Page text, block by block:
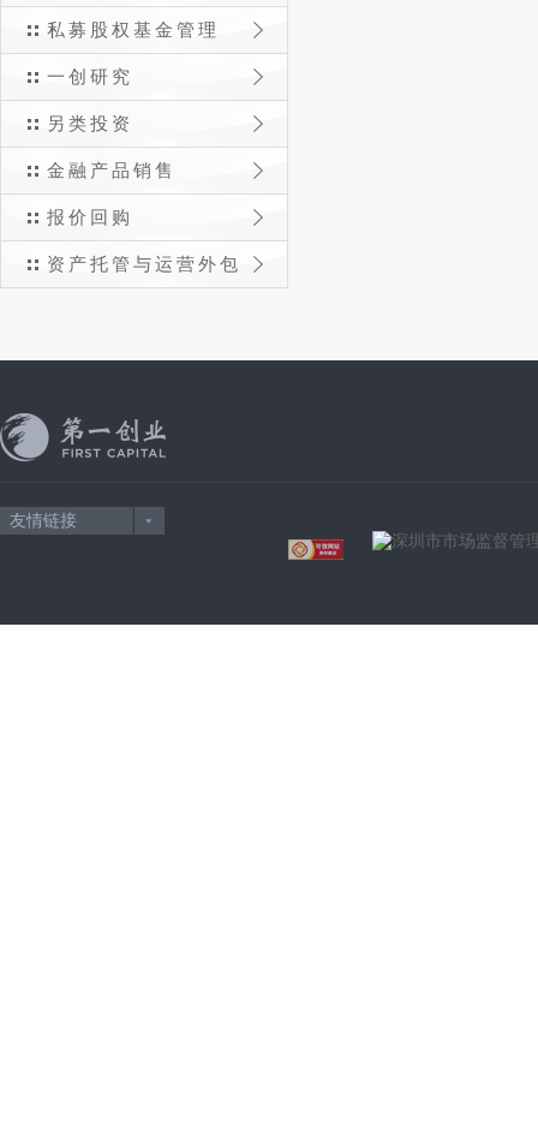
私募股权基金管理
一创研究
另类投资
金融产品销售
报价回购
资产托管与运营外包
友情链接